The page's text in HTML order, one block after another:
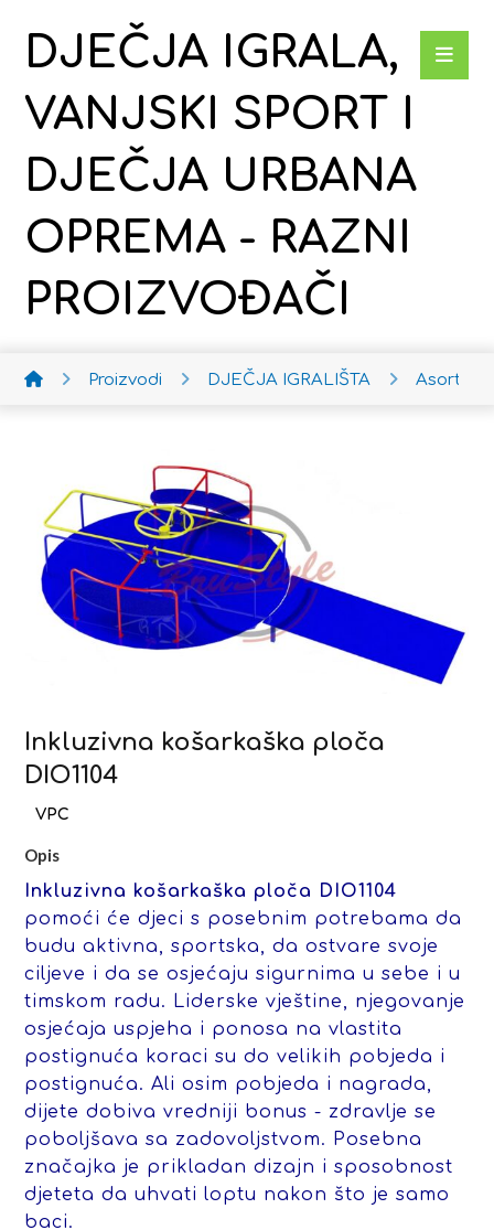
DJEČJA IGRALA,
VANJSKI SPORT I
DJEČJA URBANA
OPREMA - RAZNI
PROIZVOĐAČI
Proizvodi DJEČJA IGRALIŠTA
Inkluzivna košarkaška ploča
DIO1104
Opis
Inkluzivna košarkaška ploča DIO1104
pomoći će djeci s posebnim potrebama da
budu aktivna, sportska, da ostvare svoje
ciljeve i da se osjećaju sigurnima u sebe i u
timskom radu. Liderske vještine, njegovanje
osjećaja uspjeha i ponosa na vlastita
postignuća koraci su do velikih pobjeda i
postignuća. Ali osim pobjeda i nagrada,
dijete dobiva vredniji bonus - zdravlje se
poboljšava sa zadovoljstvom. Posebna
značajka je prikladan dizajn i sposobnost
djeteta da uhvati loptu nakon što je samo
baci.